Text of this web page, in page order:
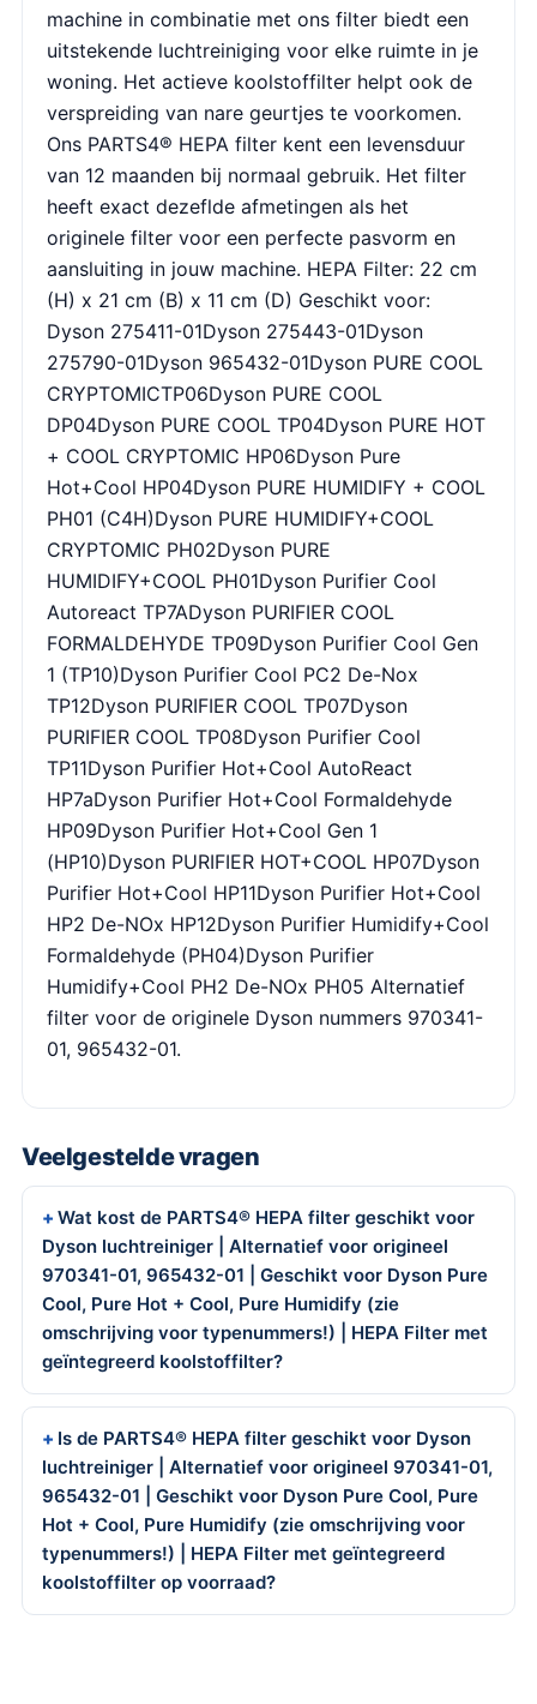
machine in combinatie met ons filter biedt een
uitstekende luchtreiniging voor elke ruimte in je
woning. Het actieve koolstoffilter helpt ook de
verspreiding van nare geurtjes te voorkomen.
Ons PARTS4® HEPA filter kent een levensduur
van 12 maanden bij normaal gebruik. Het filter
heeft exact dezeflde afmetingen als het
originele filter voor een perfecte pasvorm en
aansluiting in jouw machine. HEPA Filter: 22 cm
(H) x 21 cm (B) x 11 cm (D) Geschikt voor:
Dyson 275411-01Dyson 275443-01Dyson
275790-01Dyson 965432-01Dyson PURE COOL
CRYPTOMICTP06Dyson PURE COOL
DP04Dyson PURE COOL TP04Dyson PURE HOT
+ COOL CRYPTOMIC HP06Dyson Pure
Hot+Cool HP04Dyson PURE HUMIDIFY + COOL
PH01 (C4H)Dyson PURE HUMIDIFY+COOL
CRYPTOMIC PH02Dyson PURE
HUMIDIFY+COOL PH01Dyson Purifier Cool
Autoreact TP7ADyson PURIFIER COOL
FORMALDEHYDE TP09Dyson Purifier Cool Gen
1 (TP10)Dyson Purifier Cool PC2 De-Nox
TP12Dyson PURIFIER COOL TP07Dyson
PURIFIER COOL TP08Dyson Purifier Cool
TP11Dyson Purifier Hot+Cool AutoReact
HP7aDyson Purifier Hot+Cool Formaldehyde
HP09Dyson Purifier Hot+Cool Gen 1
(HP10)Dyson PURIFIER HOT+COOL HP07Dyson
Purifier Hot+Cool HP11Dyson Purifier Hot+Cool
HP2 De-NOx HP12Dyson Purifier Humidify+Cool
Formaldehyde (PH04)Dyson Purifier
Humidify+Cool PH2 De-NOx PH05 Alternatief
filter voor de originele Dyson nummers 970341-
01, 965432-01.
Veelgestelde vragen
Wat kost de PARTS4® HEPA filter geschikt voor
Dyson luchtreiniger | Alternatief voor origineel
970341-01, 965432-01 | Geschikt voor Dyson Pure
Cool, Pure Hot + Cool, Pure Humidify (zie
omschrijving voor typenummers!) | HEPA Filter met
geïntegreerd koolstoffilter?
Is de PARTS4® HEPA filter geschikt voor Dyson
luchtreiniger | Alternatief voor origineel 970341-01,
965432-01 | Geschikt voor Dyson Pure Cool, Pure
Hot + Cool, Pure Humidify (zie omschrijving voor
typenummers!) | HEPA Filter met geïntegreerd
koolstoffilter op voorraad?